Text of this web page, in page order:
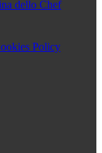
dello Chef
Policy